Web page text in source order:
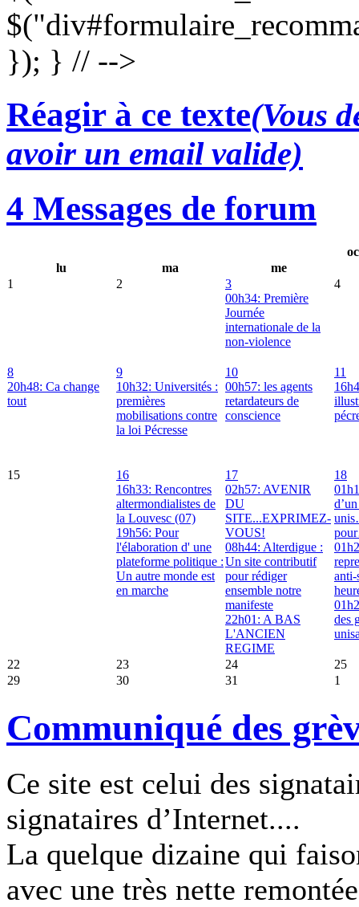
}); } // -->
Réagir à ce texte(Vous
avoir un email valide)
4 Messages de forum
lu
ma
me
1
2
3
00h34: Première
Journée
internationale de la
non-violence
4
8
20h48: Ca change
tout
9
10h32: Universités :
premières
mobilisations contre
la loi Pécresse
10
00h57: les agents
retardateurs de
conscience
11
15
16
16h33: Rencontres
altermondialistes de
la Louvesc (07)
19h56: Pour
l'élaboration d' une
plateforme politique :
Un autre monde est
en marche
17
02h57: AVENIR
DU
SITE...EXPRIMEZ-
VOUS!
08h44: Alterdigue :
Un site contributif
pour rédiger
ensemble notre
manifeste
22h01: A BAS
L'ANCIEN
REGIME
18
anti-
des
22 23 24
25
29
30 31 1
Communiqué des
Ce site est celui des
signataires d’Internet....
La quelque dizaine qui
avec une très nette